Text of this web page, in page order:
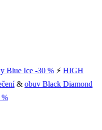
Blue Ice -30 % ⚡ HIGH
& obuv Black Diamond
%